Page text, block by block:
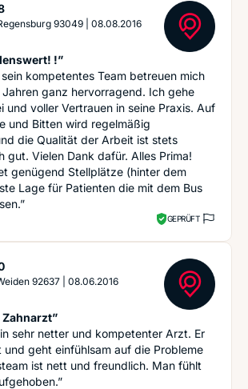
Sterne
93049 08.08.2016
!”
sein kompetentes Team betreuen mich
Jahren ganz hervorragend. Ich gehe
und voller Vertrauen in seine Praxis. Auf
und Bitten wird regelmäßig
die Qualität der Arbeit ist stets
gut. Vielen Dank dafür. Alles Prima!
genügend Stellplätze (hinter dem
Lage für Patienten die mit dem Bus
GEPRÜFT
Sterne
92637 08.06.2016
sehr netter und kompetenter Arzt. Er
und geht einfühlsam auf die Probleme
ist nett und freundlich. Man fühlt